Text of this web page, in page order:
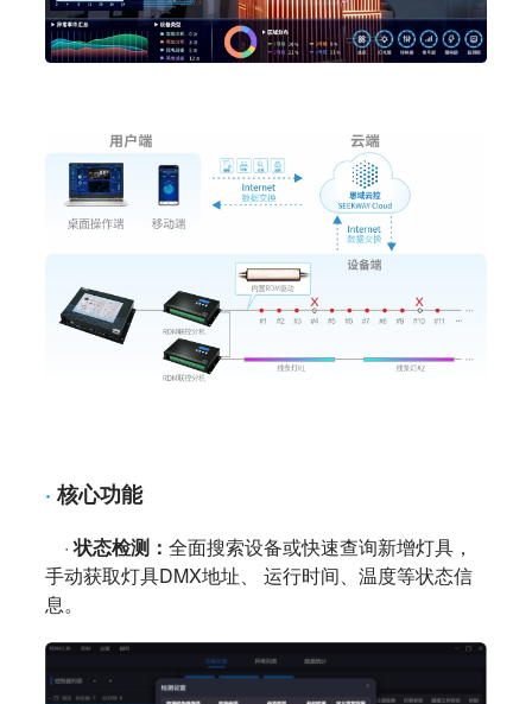
·核心功能
·状态检测：全面搜索设备或快速查询新增灯具，
手动获取灯具DMX地址、 运行时间、温度等状态信
息。